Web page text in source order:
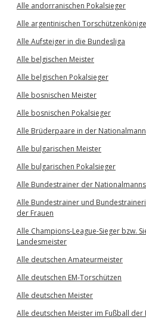
Alle andorranischen Pokalsieger
Alle argentinischen Torschützenkönige
Alle Aufsteiger in die Bundesliga
Alle belgischen Meister
Alle belgischen Pokalsieger
Alle bosnischen Meister
Alle bosnischen Pokalsieger
Alle Brüderpaare in der
Alle bulgarischen Meister
Alle bulgarischen Pokalsieger
Alle Bundestrainer der
Alle Bundestrainer und
der Frauen
Alle Champions-League-Sieger bzw.
Landesmeister
Alle deutschen Amateurmeister
Alle deutschen EM-Torschützen
Alle deutschen Meister
Alle deutschen Meister im Fußball der